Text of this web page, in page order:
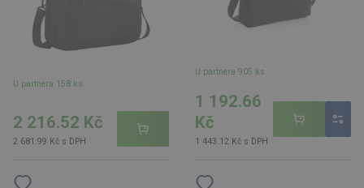
U partnera 158 ks
2 216.52 Kč
2 681.99 Kč s DPH
U partnera 905 ks
1 192.66
Kč
1 443.12 Kč s DPH